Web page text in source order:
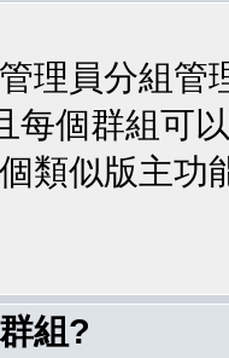
理員分組管
每個群組可
類似版主功
組?